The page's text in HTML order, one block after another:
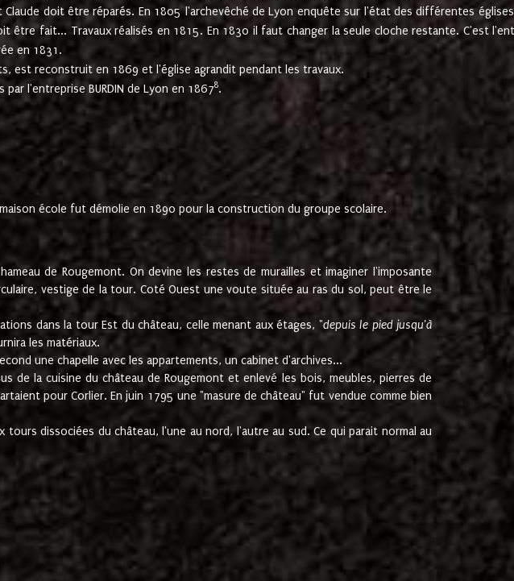
Claude doit être réparés. En 1805 l'archevêché de Lyon enquête sur l'état des différentes
être fait... Travaux réalisés en 1815. En 1830 il faut changer la seule cloche restante. C'est
en 1831.
est reconstruit en 1869 et l'église agrandit pendant les travaux.
l'entreprise BURDIN de Lyon en 18678.
école fut démolie en 1890 pour la construction du groupe scolaire.
de Rougemont. On devine les restes de murailles et imaginer l'imposante
vestige de la tour. Coté Ouest une voute située au ras du sol, peut être le
dans la tour Est du château, celle menant aux étages, "depuis le pied jusqu'à
les matériaux.
une chapelle avec les appartements, un cabinet d'archives...
de la cuisine du château de Rougemont et enlevé les bois, meubles, pierres de
pour Corlier. En juin 1795 une "masure de château" fut vendue comme bien
dissociées du château, l'une au nord, l'autre au sud. Ce qui parait normal au